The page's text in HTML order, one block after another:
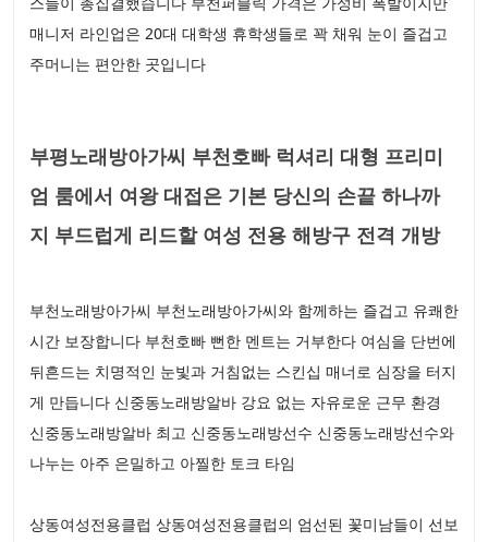
매니저 라인업은 20대 대학생 휴학생들로 꽉 채워 눈이 즐겁고
주머니는 편안한 곳입니다
부평노래방아가씨 부천호빠 럭셔리 대형 프리미
엄 룸에서 여왕 대접은 기본 당신의 손끝 하나까
지 부드럽게 리드할 여성 전용 해방구 전격 개방
부천노래방아가씨 부천노래방아가씨와 함께하는 즐겁고 유쾌한
시간 보장합니다 부천호빠 뻔한 멘트는 거부한다 여심을 단번에
뒤흔드는 치명적인 눈빛과 거침없는 스킨십 매너로 심장을 터지
게 만듭니다 신중동노래방알바 강요 없는 자유로운 근무 환경
신중동노래방알바 최고 신중동노래방선수 신중동노래방선수와
나누는 아주 은밀하고 아찔한 토크 타임
상동여성전용클럽 상동여성전용클럽의 엄선된 꽃미남들이 선보